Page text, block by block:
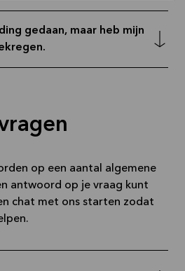
gedaan, maar heb mijn
op een aantal algemene
antwoord op je vraag kunt
chat met ons starten zodat